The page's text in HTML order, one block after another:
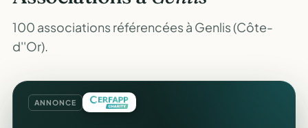
100 associations référencées à Genlis (Côte-
d''Or).
ANNONCE